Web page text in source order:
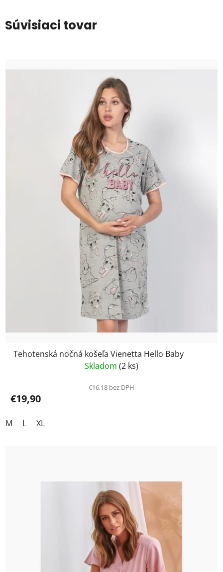
Súvisiaci tovar
Tehotenská nočná košeľa Vienetta Hello Baby
Skladom (2 ks)
€16,18 bez DPH
€19,90
M L XL